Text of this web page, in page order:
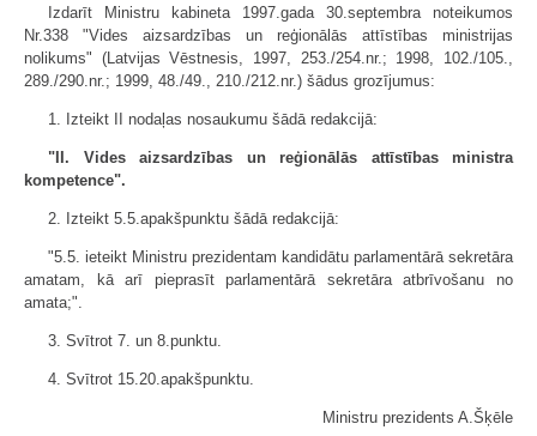
Izdarīt Ministru kabineta 1997.gada 30.septembra noteikumos
Nr.338 "Vides aizsardzības un reģionālās attīstības ministrijas
nolikums" (Latvijas Vēstnesis, 1997, 253./254.nr.; 1998, 102./105.,
289./290.nr.; 1999, 48./49., 210./212.nr.) šādus grozījumus:
1. Izteikt II nodaļas nosaukumu šādā redakcijā:
"II. Vides aizsardzības un reģionālās attīstības ministra
kompetence".
2. Izteikt 5.5.apakšpunktu šādā redakcijā:
"5.5. ieteikt Ministru prezidentam kandidātu parlamentārā sekretāra
amatam, kā arī pieprasīt parlamentārā sekretāra atbrīvošanu no
amata;".
3. Svītrot 7. un 8.punktu.
4. Svītrot 15.20.apakšpunktu.
Ministru prezidents A.Šķēle